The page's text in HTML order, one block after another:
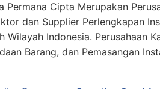
Permana Cipta Merupakan
dan Supplier Perlengkapan
Wilayah Indonesia. Perusahaan
Barang, dan Pemasangan